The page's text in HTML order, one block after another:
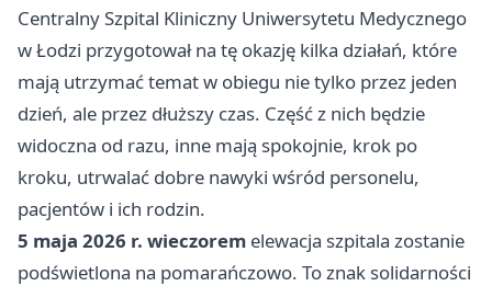
Centralny Szpital Kliniczny Uniwersytetu Medycznego
w Łodzi przygotował na tę okazję kilka działań, które
mają utrzymać temat w obiegu nie tylko przez jeden
dzień, ale przez dłuższy czas. Część z nich będzie
widoczna od razu, inne mają spokojnie, krok po
kroku, utrwalać dobre nawyki wśród personelu,
pacjentów i ich rodzin.
5 maja 2026 r. wieczorem elewacja szpitala zostanie
podświetlona na pomarańczowo. To znak solidarności